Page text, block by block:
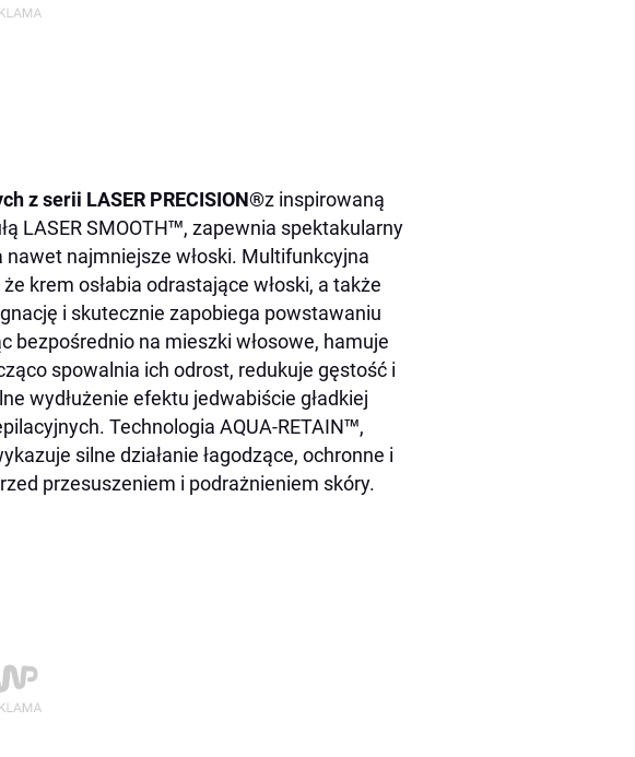
z serii LASER PRECISION®z inspirowaną
LASER SMOOTH™, zapewnia spektakularny
najmniejsze włoski. Multifunkcyjna
krem osłabia odrastające włoski, a także
i skutecznie zapobiega powstawaniu
bezpośrednio na mieszki włosowe, hamuje
spowalnia ich odrost, redukuje gęstość i
wydłużenie efektu jedwabiście gładkiej
Technologia AQUA-RETAIN™,
silne działanie łagodzące, ochronne i
przesuszeniem i podrażnieniem skóry.